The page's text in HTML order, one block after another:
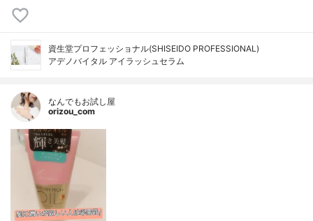
資生堂プロフェッショナル(SHISEIDO PROFESSIONAL)
アデノバイタル アイラッシュセラム
なんでもお試し屋
orizou_com